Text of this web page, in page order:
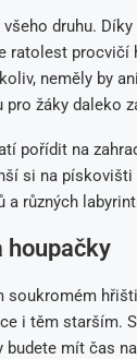
druhu.
ratolest
neměly by
pro žáky daleko
pořídit na
si na
a různých
houpačky
soukromém
i těm starším.
budete mít čas